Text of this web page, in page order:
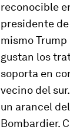
reconocible
presidente
mismo
gustan los
soporta en
vecino del
un arancel
Bombardier.